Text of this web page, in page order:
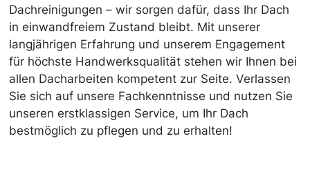
Dachreinigungen – wir sorgen dafür, dass Ihr Dach
in einwandfreiem Zustand bleibt. Mit unserer
langjährigen Erfahrung und unserem Engagement
für höchste Handwerksqualität stehen wir Ihnen bei
allen Dacharbeiten kompetent zur Seite. Verlassen
Sie sich auf unsere Fachkenntnisse und nutzen Sie
unseren erstklassigen Service, um Ihr Dach
bestmöglich zu pflegen und zu erhalten!